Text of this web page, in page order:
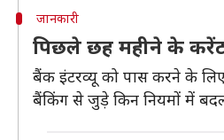
जानकारी
पिछले छह महीने के
बैंक इंटरव्यू को पास करने के
बैंकिंग से जुड़े किन नियमों में